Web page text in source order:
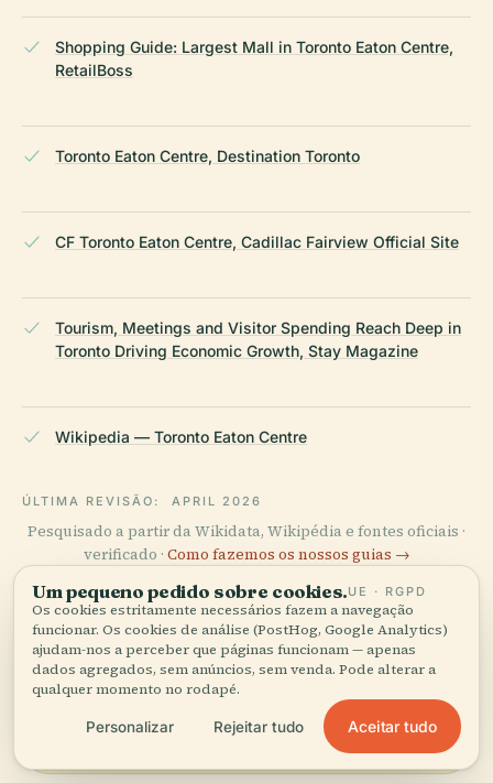
Shopping Guide: Largest Mall in Toronto Eaton Centre,
RetailBoss
Toronto Eaton Centre, Destination Toronto
CF Toronto Eaton Centre, Cadillac Fairview Official Site
Tourism, Meetings and Visitor Spending Reach Deep in
Toronto Driving Economic Growth, Stay Magazine
Wikipedia — Toronto Eaton Centre
ÚLTIMA REVISÃO: APRIL 2026
Pesquisado a partir da Wikidata, Wikipédia e fontes oficiais ·
verificado · Como fazemos os nossos guias →
Explore a zona
Veja Toronto Eaton Centre no
por perto.
Um pequeno pedido sobre cookies.UE · RGPD
Os cookies estritamente necessários fazem a navegação
funcionar. Os cookies de análise (PostHog, Google Analytics)
ajudam-nos a perceber que páginas funcionam — apenas
dados agregados, sem anúncios, sem venda. Pode alterar a
qualquer momento no rodapé.
Personalizar Rejeitar tudo Aceitar tudo